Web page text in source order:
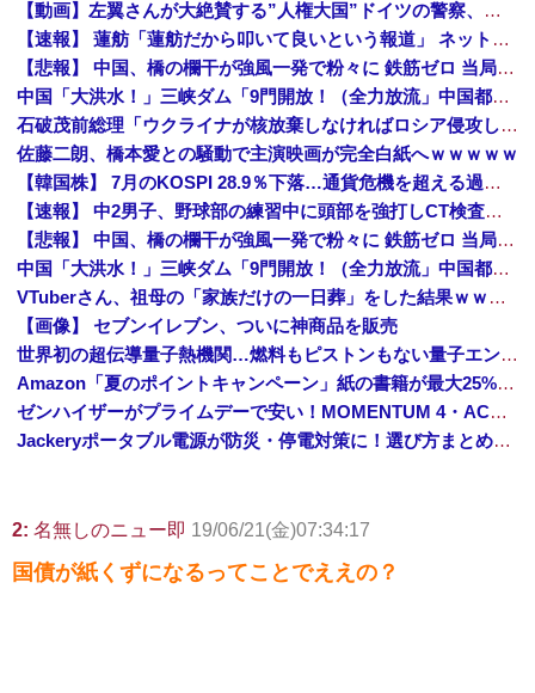
【動画】左翼さんが大絶賛する”人権大国”ドイツの警察、極左活動家への「人道的対処」が力強すぎるとネットで話題に → ｗｗｗｗｗｗｗｗ
【速報】 蓮舫「蓮舫だから叩いて良いという報道」 ネット「高市だから叩いて良いをやってるのがお前だろ」
【悲報】 中国、橋の欄干が強風一発で粉々に 鉄筋ゼロ 当局「接着剤でくっつけただけ」「正常で、品質問題はない」
中国「大洪水！」三峡ダム「9門開放！（全力放流」中国都市「三峡沿線の道路水没」中国政府「高速道路封鎖！」中国ダム「緊急放流に合わせて開門（土砂崩れ発生」→
石破茂前総理「ウクライナが核放棄しなければロシア侵攻しなかった」！
佐藤二朗、橋本愛との騒動で主演映画が完全白紙へｗｗｗｗｗ
【韓国株】 7月のKOSPI 28.9％下落…通貨危機を超える過去最大の下げ幅
【速報】 中2男子、野球部の練習中に頭部を強打しCT検査→70代医師「問題ないです」→中学生死亡「他人のCT画像みてました」
【悲報】 中国、橋の欄干が強風一発で粉々に 鉄筋ゼロ 当局「接着剤でくっつけただけ」「正常で、品質問題はない」
中国「大洪水！」三峡ダム「9門開放！（全力放流」中国都市「三峡沿線の道路水没」中国政府「高速道路封鎖！」中国ダム「緊急放流に合わせて開門（土砂崩れ発生」→
VTuberさん、祖母の「家族だけの一日葬」をした結果ｗｗｗｗｗｗｗ
【画像】 セブンイレブン、ついに神商品を販売
世界初の超伝導量子熱機関…燃料もピストンもない量子エンジンが回った！
Amazon「夏のポイントキャンペーン」紙の書籍が最大25%ポイント還元 対象と条件を整理（2026年7月）
ゼンハイザーがプライムデーで安い！MOMENTUM 4・ACCENTUMなど対象モデルまとめ！
Jackeryポータブル電源が防災・停電対策に！選び方まとめ【プライムデー最終日】
2: 名無しのニュー即 19/06/21(金)07:34:17
国債が紙くずになるってことでええの？